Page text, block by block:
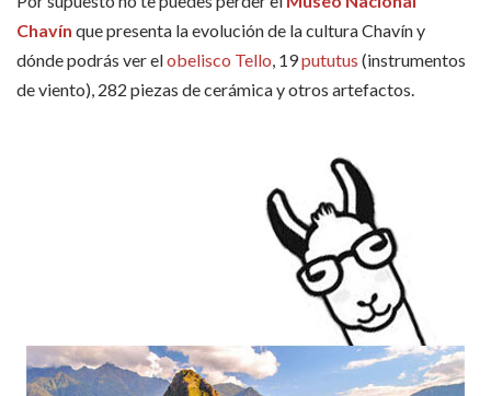
Chavín que presenta la evolución de la cultura Chavín y
dónde podrás ver elobelisco Tello, 19pututus (instrumentos
de viento), 282 piezas de cerámica y otros artefactos.